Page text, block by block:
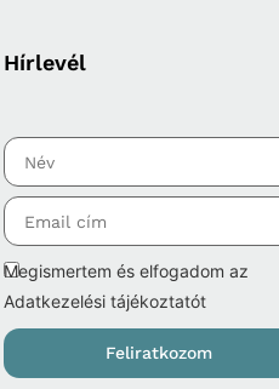
Hírlevél
Megismertem és elfogadom az
Adatkezelési tájékoztatót
Feliratkozom